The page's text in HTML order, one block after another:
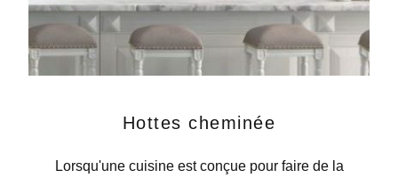
Hottes cheminée
Lorsqu'une cuisine est conçue pour faire de la